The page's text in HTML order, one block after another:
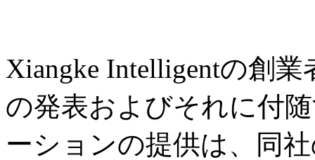
Xiangke Intelligentの創
の発表およびそれに付
ーションの提供は、同